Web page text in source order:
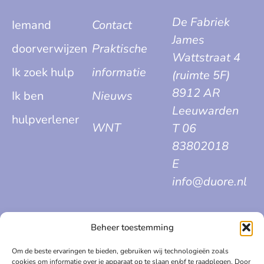
Beheer toestemming
Om de beste ervaringen te bieden, gebruiken wij technologieën zoals
cookies om informatie over je apparaat op te slaan en/of te raadplegen. Door
Iemand
doorverwijzen
Ik zoek hulp
Ik ben
hulpverlener
Contact
Praktische
informatie
Nieuws
WNT
De Fabriek
James
Wattstraat 4
(ruimte 5F)
8912 AR
Leeuwarden
T 06
83802018
E
info@duore.nl
Algemene voorwaarden